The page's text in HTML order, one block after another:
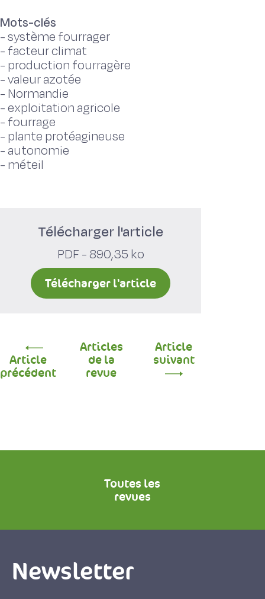
Mots-clés
-système fourrager
- facteur climat
- production fourragère
-valeur azotée
- Normandie
-exploitation agricole
- fourrage
- plante protéagineuse
- autonomie
- méteil
Télécharger l'article
PDF - 890,35 ko
Télécharger l'article
Article
précédent
Articles
de la
revue
Article
suivant
Toutes les
revues
Newsletter